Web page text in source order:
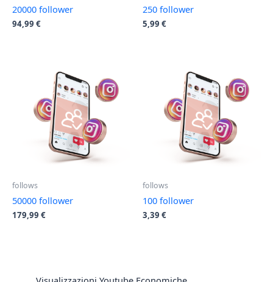
20000 follower
94,99 €
250 follower
5,99 €
follows
50000 follower
179,99 €
follows
100 follower
3,39 €